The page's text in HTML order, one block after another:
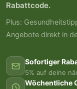
Rabattcode.
Plus:
Angebote direkt in
Sofortiger
5% auf deine
Wöchentliche